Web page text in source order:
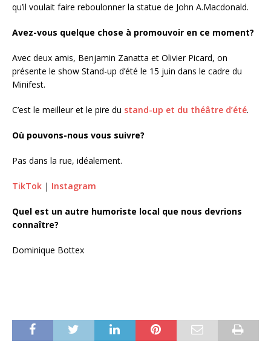
qu’il voulait faire reboulonner la statue de John A.Macdonald.
Avez-vous quelque chose à promouvoir en ce moment?
Avec deux amis, Benjamin Zanatta et Olivier Picard, on
présente le show Stand-up d’été le 15 juin dans le cadre du
Minifest.
C’est le meilleur et le pire du stand-up et du théâtre d’été.
Où pouvons-nous vous suivre?
Pas dans la rue, idéalement.
TikTok | Instagram
Quel est un autre humoriste local que nous devrions
connaître?
Dominique Bottex